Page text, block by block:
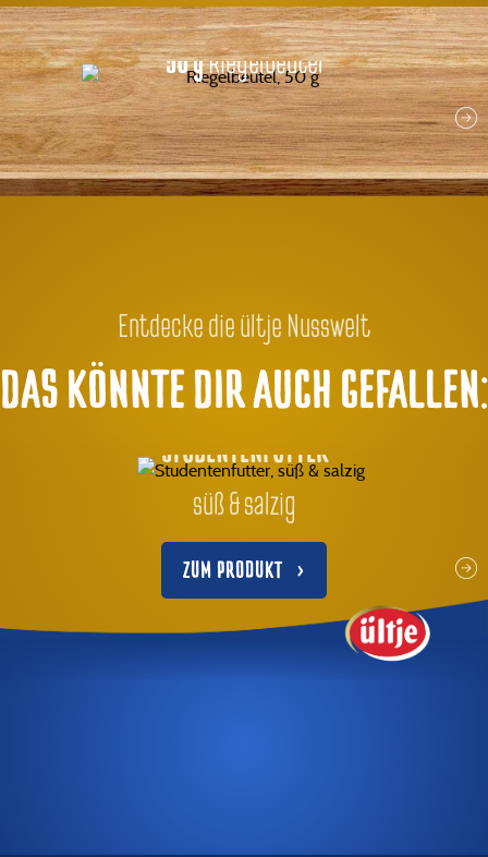
50 gRiegelbeutel
Entdecke die ültje Nusswelt
DAS KÖNNTE DIR AUCH GEFALLEN:
STUDENTENFUTTER
süß & salzig
ZUM PRODUKT